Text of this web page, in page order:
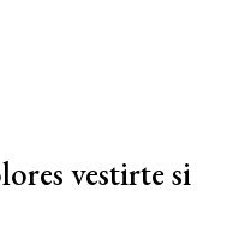
vestirte si